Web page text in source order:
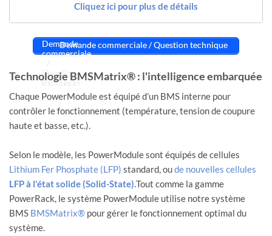
Cliquez ici pour plus de détails
Demande commerciale / Question technique
Technologie BMSMatrix® : l'intelligence embarquée
Chaque PowerModule est équipé d’un BMS interne pour
contrôler le fonctionnement (température, tension de coupure
haute et basse, etc.).
Selon le modèle, les PowerModule sont équipés de cellules
Lithium Fer Phosphate (LFP) standard, oude nouvelles cellules
LFP à l'état solide (Solid-State).Tout comme la gamme
PowerRack, le système PowerModule utilise notre système
BMS BMSMatrix® pour gérer le fonctionnement optimal du
système.